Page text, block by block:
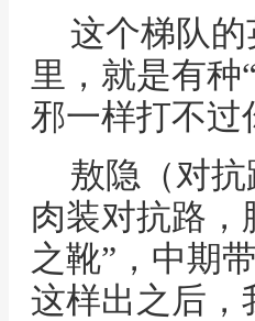
这个梯队
里，就是有种
邪一样打不过
敖隐（对
肉装对抗路，
之靴”，中期
这样出之后，